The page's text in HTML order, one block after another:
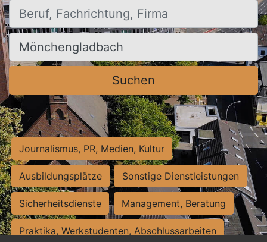
Beruf, Fachrichtung, Firma
Ort, Stadt
Suchen
Journalismus, PR, Medien, Kultur
Ausbildungsplätze Sonstige Dienstleistungen
Sicherheitsdienste Management, Beratung
Praktika, Werkstudenten, Abschlussarbeiten